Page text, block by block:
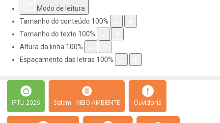
Modo de leitura
Tamanho do conteúdo 100%
Tamanho do texto 100%
Altura da linha 100%
Espaçamento das letras 100%
IPTU 2026 Sislam - MEIO AMBIENTE Ouvidoria